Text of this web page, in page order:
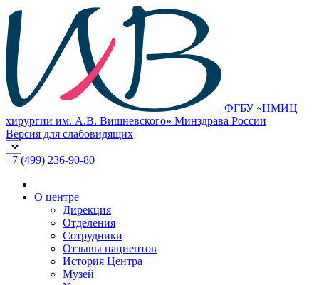
ФГБУ «НМИЦ
хирургии им. А.В. Вишневского» Минздрава России
Версия для слабовидящих
+7 (499) 236-90-80
О центре
Дирекция
Отделения
Сотрудники
Отзывы пациентов
История Центра
Музей